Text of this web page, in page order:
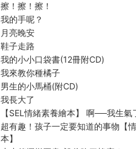
擦！擦！擦！
我的手呢？
月亮晚安
鞋子走路
我的小小口袋書(12冊附CD)
我來教你種橘子
男生的小馬桶(附CD)
我長大了
【SEL情緒素養繪本】 啊──我生氣
超有趣！孩子一定要知道的事物【
本】